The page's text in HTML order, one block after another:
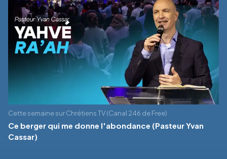
Cette semaine sur Chrétiens TV (Canal 246 de Free)
Ce berger qui me donne l'abondance (Pasteur Yvan
Cassar)